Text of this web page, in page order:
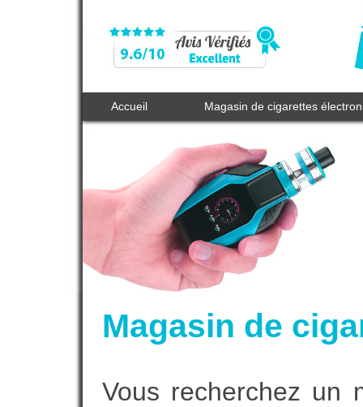
Accueil Magasin de cigarettes
Magasin de
Vous recherchez un